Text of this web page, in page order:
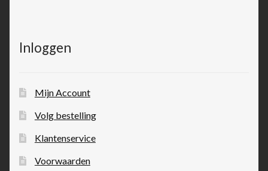
Inloggen
Mijn Account
Volg bestelling
Klantenservice
Voorwaarden